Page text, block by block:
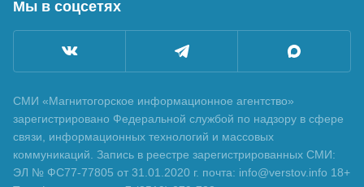
Мы в соцсетях
СМИ «Магнитогорское информационное агентство»
зарегистрировано Федеральной службой по надзору в сфере
связи, информационных технологий и массовых
коммуникаций. Запись в реестре зарегистрированных СМИ:
ЭЛ № ФС77-77805 от 31.01.2020 г. почта: info@verstov.info 18+